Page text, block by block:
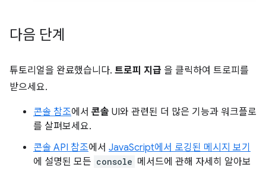
다음 단계
튜토리얼을 완료했습니다. 트로피 지급 을 클릭하여 트로피를
받으세요.
콘솔 참조에서 콘솔 UI와 관련된 더 많은 기능과 워크플로
를 살펴보세요.
콘솔 API 참조에서 JavaScript에서 로깅된 메시지 보기
에 설명된 모든 console 메서드에 관해 자세히 알아보